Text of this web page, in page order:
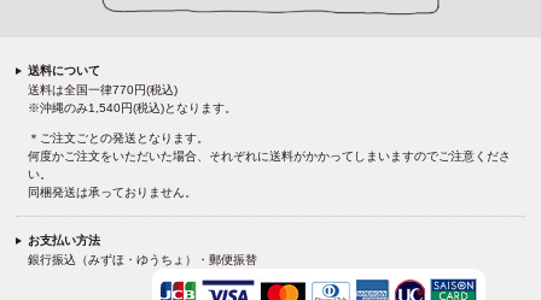
送料について
送料は全国一律770円(税込)
※沖縄のみ1,540円(税込)となります。
＊ご注文ごとの発送となります。
何度かご注文をいただいた場合、それぞれに送料がかかってしまいますのでご注意くださ
い。
同梱発送は承っておりません。
お支払い方法
銀行振込（みずほ・ゆうちょ）・郵便振替